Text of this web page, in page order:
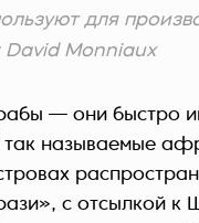
для
David Monniaux
— они быстро
так называемые
с отсылкой к